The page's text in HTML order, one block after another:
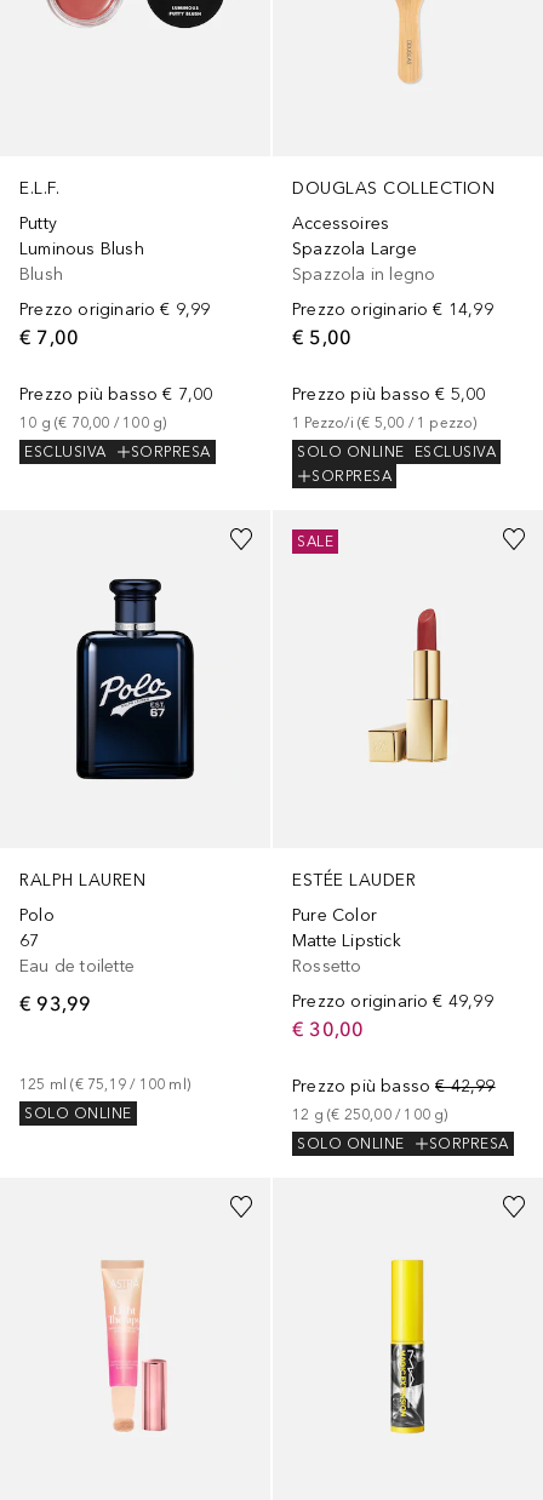
E.L.F.
Putty
Luminous Blush
Blush
Prezzo originario € 9,99
€ 7,00
Prezzo più basso € 7,00
10 g (€ 70,00 / 100 g)
ESCLUSIVA
SORPRESA
DOUGLAS COLLECTION
Accessoires
Spazzola Large
Spazzola in legno
Prezzo originario € 14,99
€ 5,00
Prezzo più basso € 5,00
1 Pezzo/i (€ 5,00 / 1 pezzo)
SOLO ONLINE
ESCLUSIVA
SORPRESA
RALPH LAUREN
Polo
67
Eau de toilette
€ 93,99
125 ml (€ 75,19 / 100 ml)
SOLO ONLINE
ESTÉE LAUDER
Pure Color
Matte Lipstick
Rossetto
Prezzo originario € 49,99
€ 30,00
Prezzo più basso € 42,99
12 g (€ 250,00 / 100 g)
SOLO ONLINE
SORPRESA
SALE
+19